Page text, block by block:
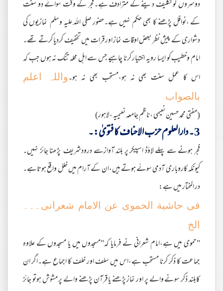
دوسروں کو تکلیف دینے کے مترادف ہے۔فجر کے وقت سوائے دو سنت
کے ،نوافل پڑھنے کا بھی حکم نہیں ہے۔حضور صلی اللہ علیہ وسلم نمازیوں کی
دشواری کے پیش نظر بعض اوقات نماز اورقرات میں تخفیف کردیا کرتے تھے۔
امام وخطیب کو ایسا رویہ اختیار کرنا چاہیے جس سے اہل محلہ تنگ نہ ہوں جب کہ
اس کا عمل سنت بھی نہ ہو،مستحب بھی نہ ہو۔واللہ اعلم
بالصواب
(مفتی محمد حسین نعیمی ،ناظم جامعہ نعیمیہ ،لاہور)
3۔دارالعلوم حزب الاحناف کا فتویٰ:۔
فجر ہونے سے پہلے لاؤڈ اسپیکر پر بلند آوازسے درودشریف پڑھنا جائز نہیں۔
کیونکہ کاروباری آدمی سوئے ہوتے ہیں،ان کے آرام میں خلل واقع ہوتاہے۔
در المختار میں ہے:
فى حاشية الحموى عن الامام شعرانى۔۔۔
الخ
"حموی میں ہے،امام شعرانی نے فرمایا کہ"مسجدوں میں یا مسجدوں کے علاوہ
جماعت کا ذکر کرنا مستحب ہے،اس میں سلف اور خلف کا اجماع ہے۔اگر ان
کابلند ذکر سونے والے پر اور نماز پڑھنے یاقرآن پڑھنے والے پر مشوش ہوتو جائز